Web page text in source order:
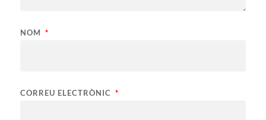
NOM *
CORREU ELECTRÒNIC *